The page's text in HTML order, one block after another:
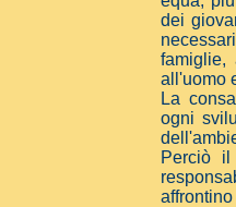
dei
famiglie,
all'uomo
La
ogni
Perciò